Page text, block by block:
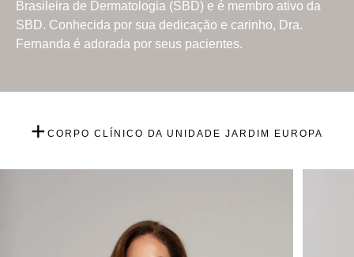
Brasileira de Dermatologia (SBD) e é membro ativo da
SBD. Conhecida por sua dedicação e carinho, Dra.
Fernanda é adorada por seus pacientes.
+ CORPO CLÍNICO DA UNIDADE JARDIM EUROPA